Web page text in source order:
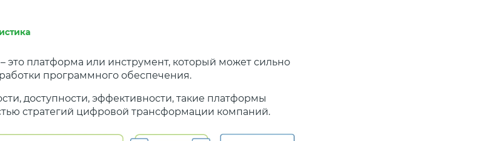
– это платформа или инструмент, который может сильно
программного обеспечения.
доступности, эффективности, такие платформы
стратегий цифровой трансформации компаний.